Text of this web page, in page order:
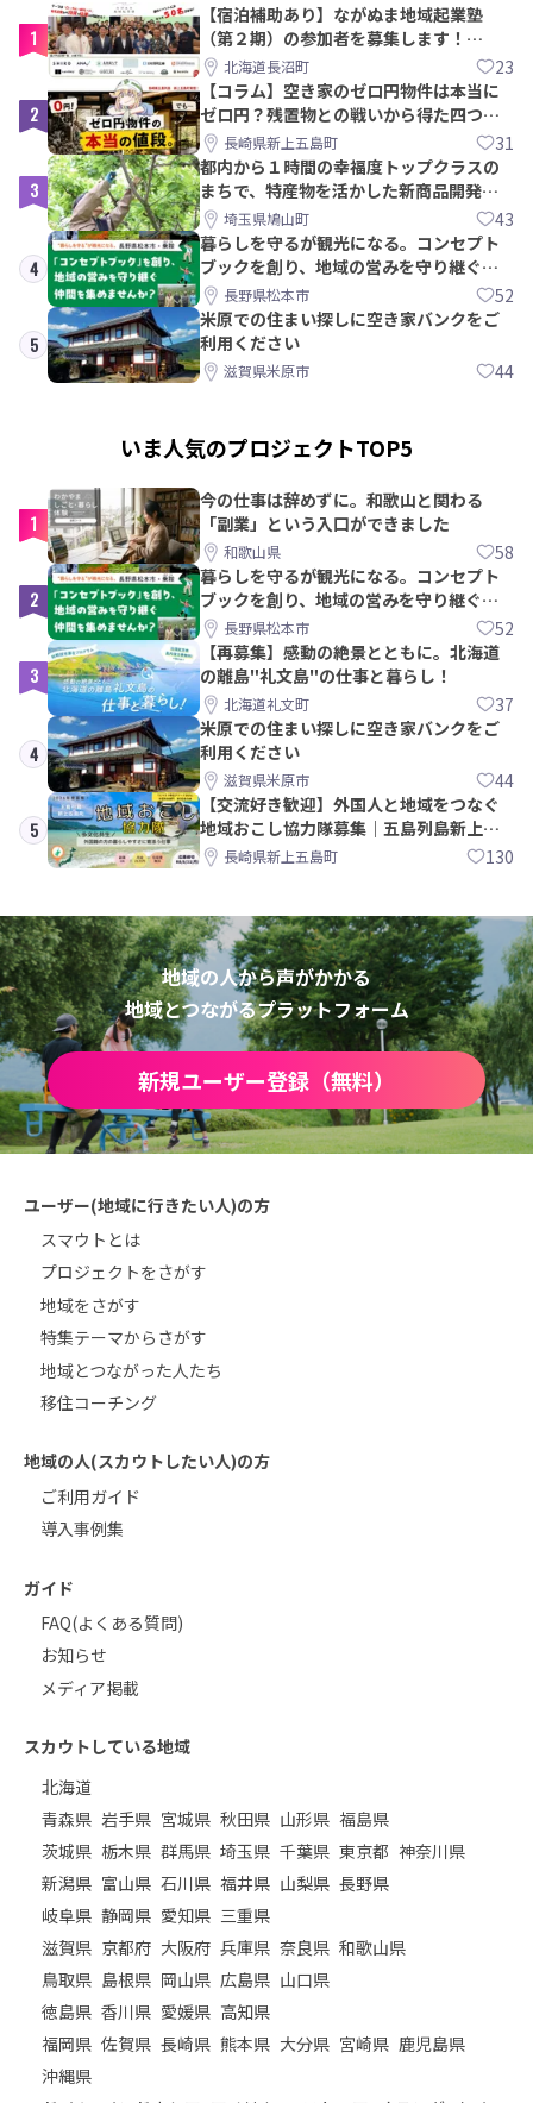
1
【宿泊補助あり】ながぬま地域起業塾
（第２期）の参加者を募集します！
【8/21〆】
北海道長沼町 23
2
【コラム】空き家のゼロ円物件は本当に
ゼロ円？残置物との戦いから得た四つの
教訓｜新上五島町
長崎県新上五島町 31
3
都内から１時間の幸福度トップクラスの
まちで、特産物を活かした新商品開発＆
PRメンバー募集！
埼玉県鳩山町 43
4
暮らしを守るが観光になる。コンセプト
ブックを創り、地域の営みを守り継ぐ仲
間を集めませんか？
長野県松本市 52
5
米原での住まい探しに空き家バンクをご
利用ください
滋賀県米原市 44
いま人気のプロジェクトTOP5
1
今の仕事は辞めずに。和歌山と関わる
「副業」という入口ができました
和歌山県 58
2
暮らしを守るが観光になる。コンセプト
ブックを創り、地域の営みを守り継ぐ仲
間を集めませんか？
長野県松本市 52
3
【再募集】感動の絶景とともに。北海道
の離島"礼文島"の仕事と暮らし！
北海道礼文町 37
4
米原での住まい探しに空き家バンクをご
利用ください
滋賀県米原市 44
5
【交流好き歓迎】外国人と地域をつなぐ
地域おこし協力隊募集｜五島列島新上五
島町長崎県新上五島町 130
地域の人から声がかかる
地域とつながるプラットフォーム
新規ユーザー登録（無料）
ユーザー(地域に行きたい人)の方
スマウトとは
プロジェクトをさがす
地域をさがす
特集テーマからさがす
地域とつながった人たち
移住コーチング
地域の人(スカウトしたい人)の方
ご利用ガイド
導入事例集
ガイド
FAQ(よくある質問)
お知らせ
メディア掲載
スカウトしている地域
北海道
青森県 岩手県 宮城県 秋田県 山形県 福島県
茨城県 栃木県 群馬県 埼玉県 千葉県 東京都 神奈川県
新潟県 富山県 石川県 福井県 山梨県 長野県
岐阜県 静岡県 愛知県 三重県
滋賀県 京都府 大阪府 兵庫県 奈良県 和歌山県
鳥取県 島根県 岡山県 広島県 山口県
徳島県 香川県 愛媛県 高知県
福岡県 佐賀県 長崎県 熊本県 大分県 宮崎県 鹿児島県
沖縄県